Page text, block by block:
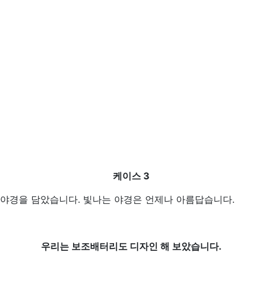
케이스 3
야경을 담았습니다. 빛나는 야경은 언제나 아름답습니다.
우리는 보조배터리도 디자인 해 보았습니다.